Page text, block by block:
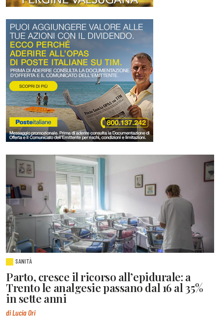
SANITÀ
Parto, cresce il ricorso all’epidurale: a
Trento le analgesie passano dal 16 al 35%
in sette anni
di Lucia Ori